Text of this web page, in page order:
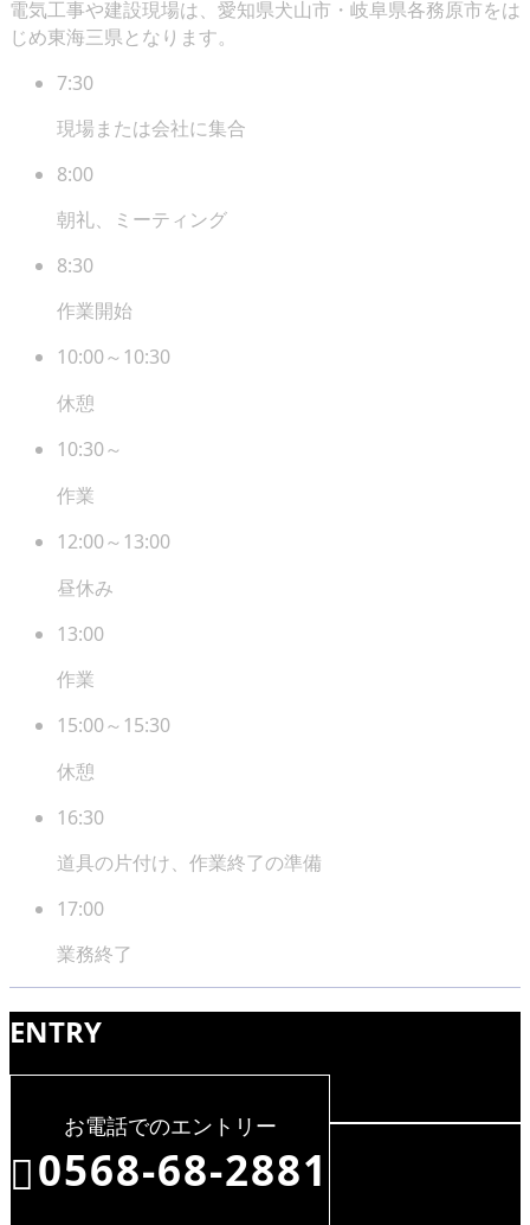
電気工事や建設現場は、愛知県犬山市・岐阜県各務原市をは
じめ東海三県となります。
7:30
現場または会社に集合
8:00
朝礼、ミーティング
8:30
作業開始
10:00～10:30
休憩
10:30～
作業
12:00～13:00
昼休み
13:00
作業
15:00～15:30
休憩
16:30
道具の片付け、作業終了の準備
17:00
業務終了
ENTRY
お電話でのエントリー
0568-68-2881